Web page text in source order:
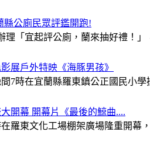
縣公廁民眾評鑑開跑!
「宜起評公廁，蘭來抽好禮！
展戶外特映《海豚男孩》
7時在宜蘭縣羅東鎮公正國民小
開幕 開幕片《最後的鯨曲....
羅東文化工場棚架廣場隆重開